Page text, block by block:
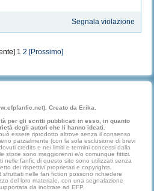
Segnala violazione
1 2 [Prossimo]
Creato da Erika.
per gli scritti pubblicati in esso, in quanto
degli autori che li hanno ideati.
essere riprodotto altrove senza il consenso
parzialmente (con la sola esclusione di brevi
credits e nei limiti e termini concessi dalla
storie sono maggiorenni e/o comunque fittizi.
nelle fanfic di questo sito sono utilizzati senza
dei rispettivi proprietari e copyrights.
sfruttati nelle fan fiction possono richiedere
del loro materiale, con una segnalazione
da inoltrare ad EFP.